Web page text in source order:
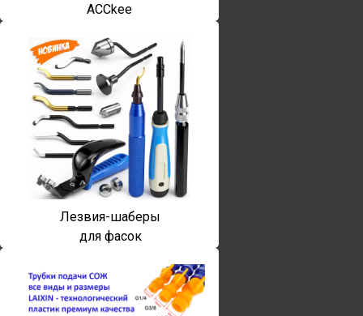
ACCkee
Лезвия-шаберы
для фасок